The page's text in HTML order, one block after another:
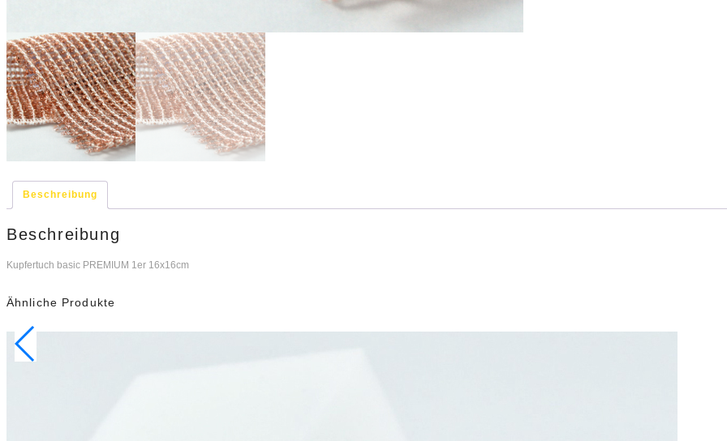
Beschreibung
Beschreibung
Kupfertuch basic PREMIUM 1er 16x16cm
Ähnliche Produkte